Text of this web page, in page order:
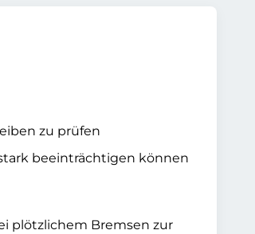
zu prüfen
beeinträchtigen können
plötzlichem Bremsen zur